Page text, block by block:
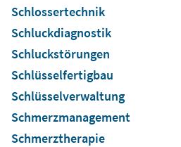
Schlossertechnik
Schluckdiagnostik
Schluckstörungen
Schlüsselfertigbau
Schlüsselverwaltung
Schmerzmanagement
Schmerztherapie